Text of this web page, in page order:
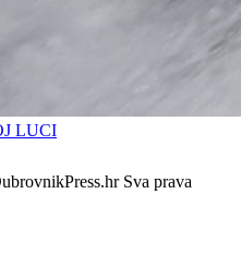
LUCI
Sva prava